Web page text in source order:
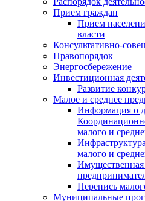
Прием граждан
Прием
власти
Консультативно-
Правопорядок
Энергосбережение
Инвестиционная
Развитие
Малое и среднее
Информация о
малого и
малого и
Перепись
Муниципальные